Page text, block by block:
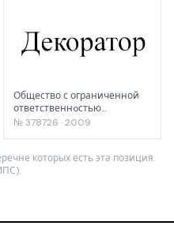
Общество с ограниченной
ответственнoстью
"ДАЙМОНД ГРУП"
№ 378726 · 2009
которых есть эта позиция.